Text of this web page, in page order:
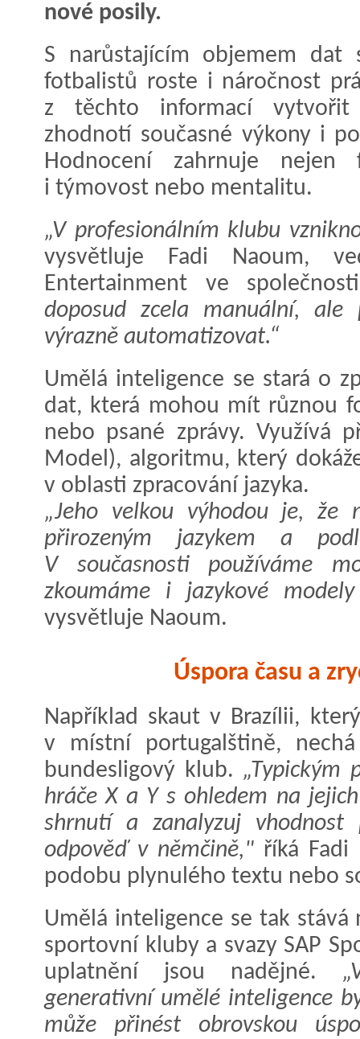
nové posily.
S narůstajícím objemem dat
fotbalistů roste i náročnost
z těchto informací vytvořit
zhodnotí současné výkony i
Hodnocení zahrnuje nejen
i týmovost nebo mentalitu.
„V profesionálním klubu
vysvětluje Fadi Naoum,
Entertainment ve
doposud zcela manuální,
výrazně automatizovat.“
Umělá inteligence se stará o
dat, která mohou mít různou
nebo psané zprávy. Využívá
Model), algoritmu, který
v oblasti zpracování jazyka.
„Jeho velkou výhodou je, že
přirozeným jazykem a
V současnosti používáme
zkoumáme i jazykové
vysvětluje Naoum.
Úspora času a
Například skaut v Brazílii,
v místní portugalštině,
bundesligový klub. „Typickým
hráče X a Y s ohledem na
shrnutí a zanalyzuj vhodnost
odpověď v němčině," říká Fadi
podobu plynulého textu nebo
Umělá inteligence se tak
sportovní kluby a svazy SAP
uplatnění jsou nadějné.
generativní umělé inteligence
může přinést obrovskou